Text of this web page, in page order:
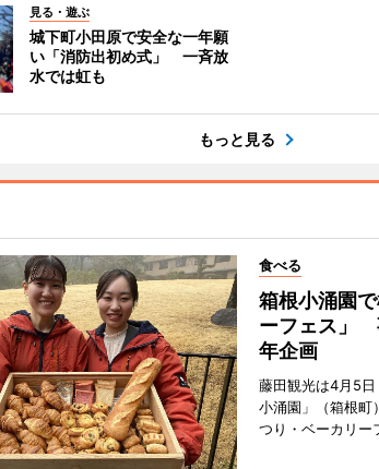
見る・遊ぶ
城下町小田原で安全な一年願
い「消防出初め式」 一斉放
水では虹も
もっと見る
食べる
箱根小涌園
ーフェス」
年企画
藤田観光は4月5
小涌園」（箱根町
つり・ベーカリー